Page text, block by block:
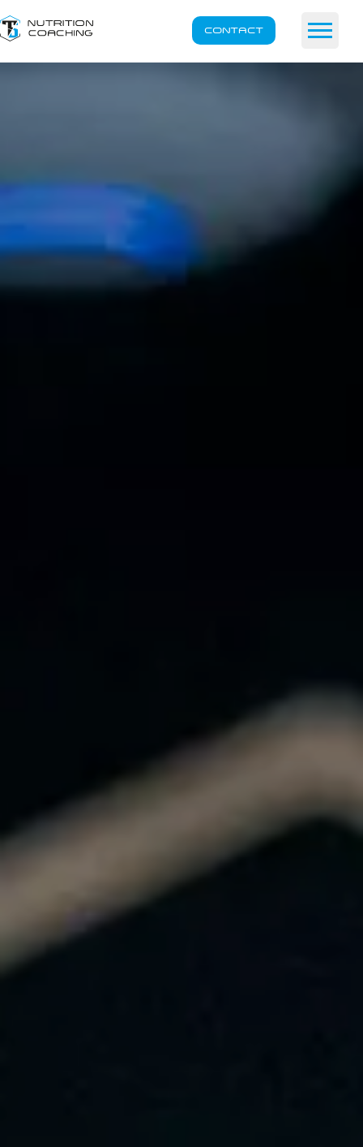
CONTACT